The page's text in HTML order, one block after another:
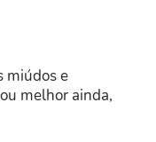
miúdos e
melhor ainda,